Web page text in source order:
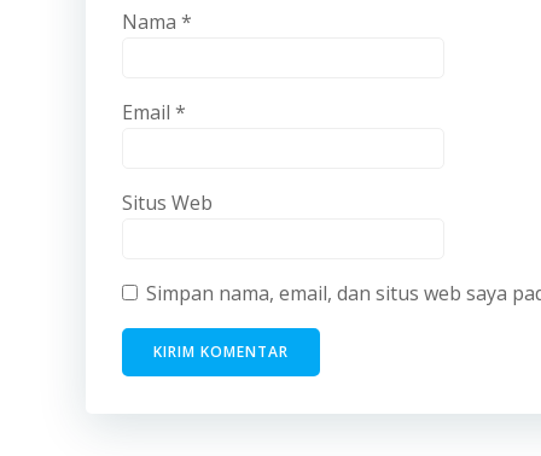
Nama *
Email *
Situs Web
Simpan nama, email, dan situs web saya